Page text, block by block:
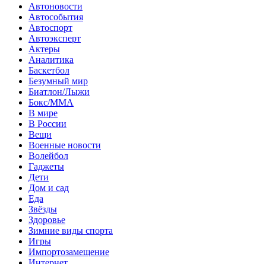
Автоновости
Автособытия
Автоспорт
Автоэксперт
Актеры
Аналитика
Баскетбол
Безумный мир
Биатлон/Лыжи
Бокс/MMA
В мире
В России
Вещи
Военные новости
Волейбол
Гаджеты
Дети
Дом и сад
Еда
Звёзды
Здоровье
Зимние виды спорта
Игры
Импортозамещение